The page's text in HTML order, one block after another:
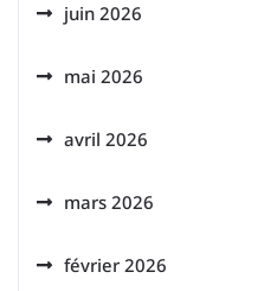
juin 2026
mai 2026
avril 2026
mars 2026
février 2026